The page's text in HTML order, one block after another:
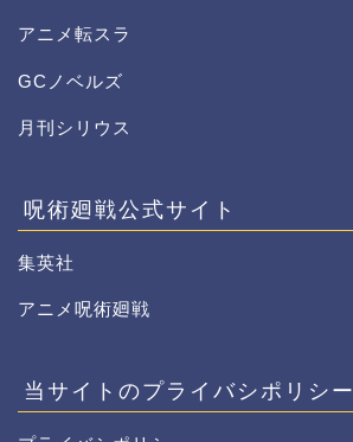
アニメ転スラ
GCノベルズ
月刊シリウス
呪術廻戦公式サイト
集英社
アニメ呪術廻戦
当サイトのプライバシポリシー